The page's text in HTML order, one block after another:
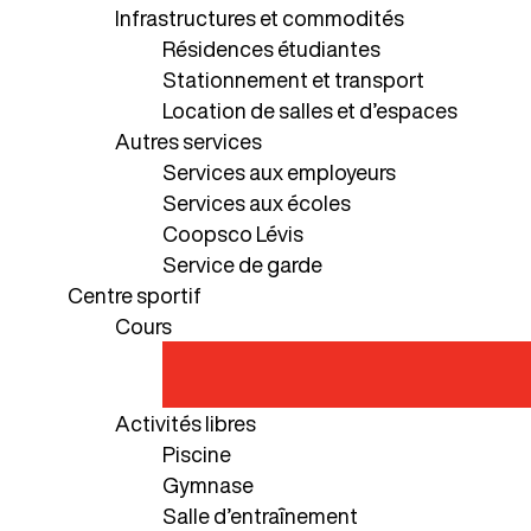
Infrastructures et commodités
Résidences étudiantes
Stationnement et transport
Location de salles et d’espaces
Autres services
Services aux employeurs
Services aux écoles
Coopsco Lévis
Service de garde
Centre sportif
Cours
Activités libres
Piscine
Gymnase
Salle d’entraînement